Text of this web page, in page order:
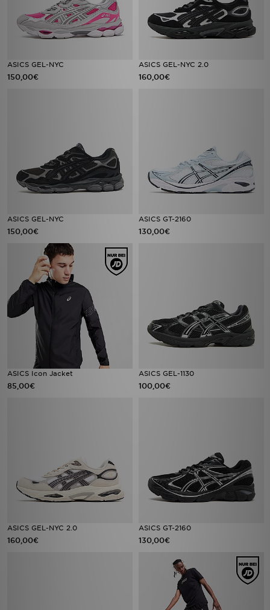
ASICS GEL-NYC
150,00€
ASICS GEL-NYC 2.0
160,00€
ASICS GEL-NYC
150,00€
ASICS GT-2160
130,00€
ASICS Icon Jacket
85,00€
ASICS GEL-1130
100,00€
ASICS GEL-NYC 2.0
160,00€
ASICS GT-2160
130,00€